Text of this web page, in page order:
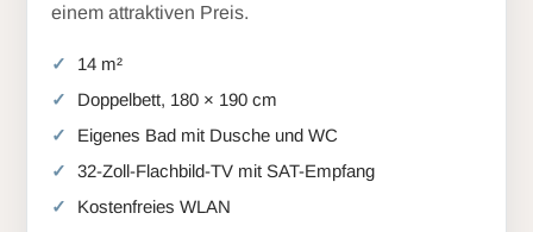
einem attraktiven Preis.
14 m²
Doppelbett, 180 × 190 cm
Eigenes Bad mit Dusche und WC
32-Zoll-Flachbild-TV mit SAT-Empfang
Kostenfreies WLAN